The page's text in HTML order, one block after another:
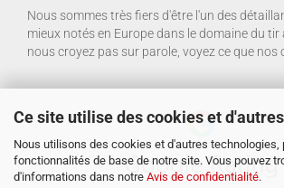
Ce site utilise des cookies et
Nous utilisons des cookies et d'autres technologies,
fonctionnalités de base de notre site. Vous pouvez
d'informations dans notre Avis de confidentialité.
Nous sommes très fiers d'être l'un des
mieux notés en Europe dans le domaine du tir
nous croyez pas sur parole, voyez ce que nos